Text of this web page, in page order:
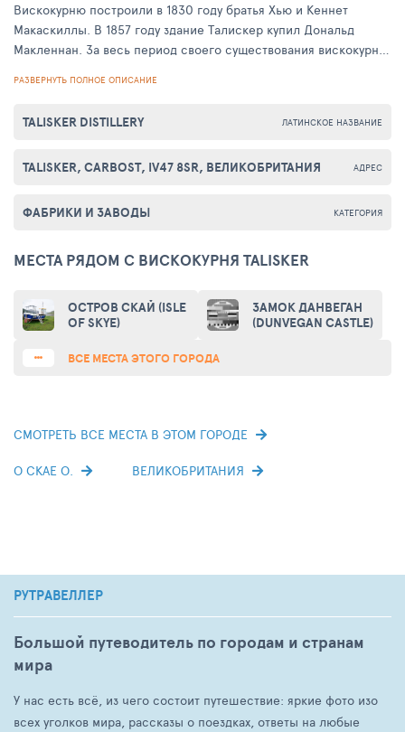
Вискокурню построили в 1830 году братья Хью и Кеннет
Макаскиллы. В 1857 году здание Талискер купил Дональд
Макленнан. За весь период своего существования вискокурня
традиций она сохранила до сих пор: например, виски
змеевиков.
Внутри здание выглядит очень богато, что свидетельствует о
заканчивается посещением магазина, в котором туристам
Интересным фактом является упоминание виски в
возвращается домой», в котором говорится, что Талискер –
король всех напитков.
РАЗВЕРНУТЬ ПОЛНОЕ ОПИСАНИЕ
ЛАТИНСКОЕ НАЗВАНИЕ
TALISKER DISTILLERY
АДРЕС
TALISKER, CARBOST, IV47 8SR, ВЕЛИКОБРИТАНИЯ
КАТЕГОРИЯ
ФАБРИКИ И ЗАВОДЫ
МЕСТА РЯДОМ С ВИСКОКУРНЯ TALISKER
ОСТРОВ СКАЙ (ISLE
OF SKYE)
ЗАМОК ДАНВЕГАН
(DUNVEGAN CASTLE)
ВСЕ МЕСТА ЭТОГО ГОРОДА
СМОТРЕТЬ ВСЕ МЕСТА В ЭТОМ ГОРОДЕ
О СКАЕ О. ВЕЛИКОБРИТАНИЯ
РУТРАВЕЛЛЕР
Большой путеводитель по городам и странам
мира
У нас есть всё, из чего состоит путешествие: яркие фото изо
всех уголков мира, рассказы о поездках, ответы на любые